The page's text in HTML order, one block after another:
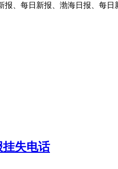
、每日新报、渤海日报、每
失电话